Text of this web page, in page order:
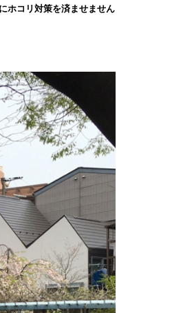
ホコリ対策を済ませません